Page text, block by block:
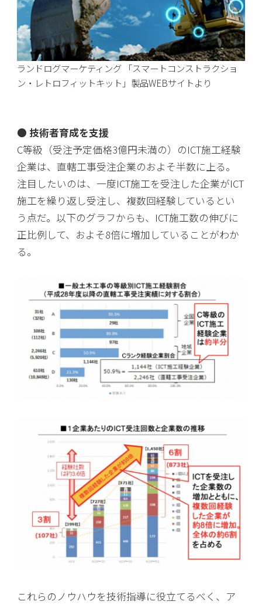
ランドログマーケティング 「スマートコンストラクショ
ン・レトロフィットキット」製品WEBサイトより
● 技術者育成を支援
C等級（受注予定価格3億円未満の）のICT施工経験
企業は、直轄工事受注企業のおよそ半数に上る。
注目したいのは、一度ICT施工を受注した企業がICT
施工を繰り返し受注し、複数回経験しているとい
う点だ。以下のグラフからも、ICT施工数の伸びに
正比例して、およそ8倍に増加していることがわか
る。
これらのノウハウを技術指導に役立てるべく、ア